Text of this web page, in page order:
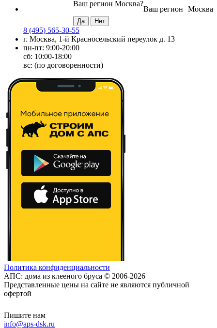
Москва
Ваш регион
Ваш регион Москва?
8 (495) 565-30-55
г. Москва, 1-й Красносельский переулок д. 13
пн-пт: 9:00-20:00
сб: 10:00-18:00
вс: (по договоренности)
Политика конфиденциальности
АПС: дома из клееного бруса © 2006-2026
Представленные цены на сайте не являются публичной
офертой
Пишите нам
info@aps-dsk.ru